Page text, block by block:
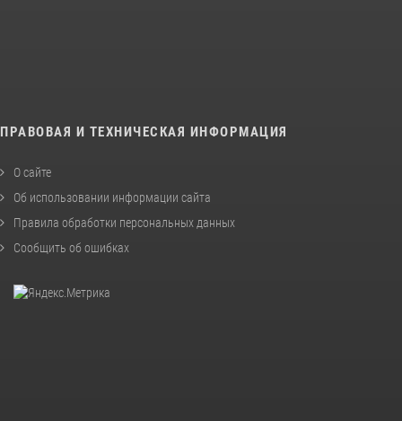
ПРАВОВАЯ И ТЕХНИЧЕСКАЯ ИНФОРМАЦИЯ
О сайте
Об использовании информации сайта
Правила обработки персональных данных
Сообщить об ошибках